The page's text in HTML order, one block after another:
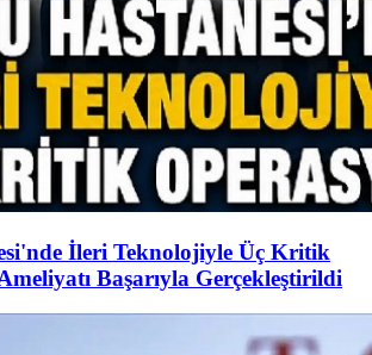
İleri Teknolojiyle Üç Kritik
Başarıyla Gerçekleştirildi